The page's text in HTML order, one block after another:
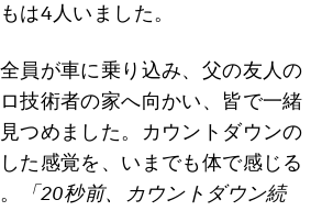
は4人いました。
員が車に乗り込み、父の友人の
技術者の家へ向かい、皆で一緒
つめました。カウントダウンの
た感覚を、いまでも体で感じる
「20秒前、カウントダウン続